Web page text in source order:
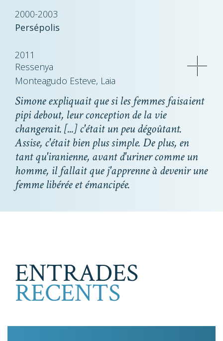
2000-2003
Persépolis
2011
Ressenya
Monteagudo Esteve, Laia
Simone expliquait que si les femmes faisaient
pipi debout, leur conception de la vie
changerait. [...] c'était un peu dégoûtant.
Assise, c'était bien plus simple. De plus, en
tant qu'iranienne, avant d'uriner comme un
homme, il fallait que j'apprenne à devenir une
femme libérée et émancipée.
ENTRADES
RECENTS